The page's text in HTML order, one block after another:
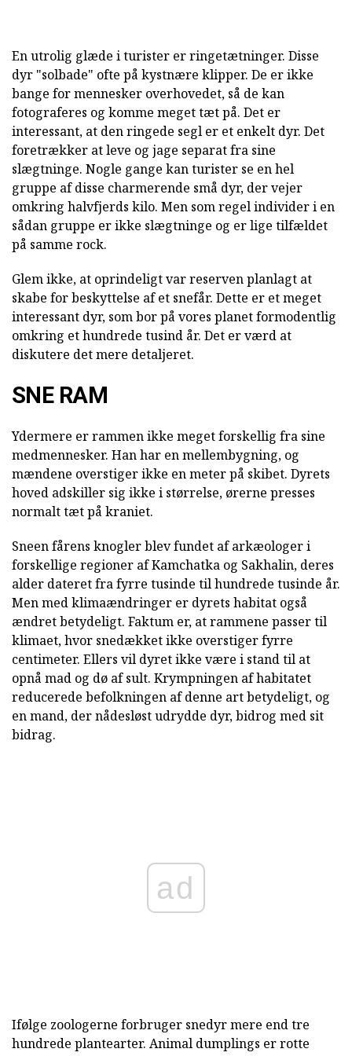
En utrolig glæde i turister er ringetætninger. Disse
dyr "solbade" ofte på kystnære klipper. De er ikke
bange for mennesker overhovedet, så de kan
fotograferes og komme meget tæt på. Det er
interessant, at den ringede segl er et enkelt dyr. Det
foretrækker at leve og jage separat fra sine
slægtninge. Nogle gange kan turister se en hel
gruppe af disse charmerende små dyr, der vejer
omkring halvfjerds kilo. Men som regel individer i en
sådan gruppe er ikke slægtninge og er lige tilfældet
på samme rock.
Glem ikke, at oprindeligt var reserven planlagt at
skabe for beskyttelse af et snefår. Dette er et meget
interessant dyr, som bor på vores planet formodentlig
omkring et hundrede tusind år. Det er værd at
diskutere det mere detaljeret.
SNE RAM
Ydermere er rammen ikke meget forskellig fra sine
medmennesker. Han har en mellembygning, og
mændene overstiger ikke en meter på skibet. Dyrets
hoved adskiller sig ikke i størrelse, ørerne presses
normalt tæt på kraniet.
Sneen fårens knogler blev fundet af arkæologer i
forskellige regioner af Kamchatka og Sakhalin, deres
alder dateret fra fyrre tusinde til hundrede tusinde år.
Men med klimaændringer er dyrets habitat også
ændret betydeligt. Faktum er, at rammene passer til
klimaet, hvor snedækket ikke overstiger fyrre
centimeter. Ellers vil dyret ikke være i stand til at
opnå mad og dø af sult. Krympningen af habitatet
reducerede befolkningen af denne art betydeligt, og
en mand, der nådesløst udrydde dyr, bidrog med sit
bidrag.
ad
Ifølge zoologerne forbruger snedyr mere end tre
hundrede plantearter. Animal dumplings er rotte